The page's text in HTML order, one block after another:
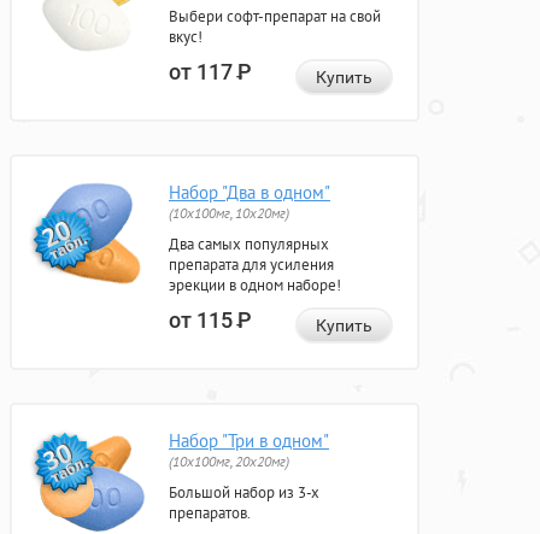
Выбери софт-препарат на свой
вкус!
от 117Р Купить
Набор "Два в одном"
(10x100мг, 10x20мг)
Два самых популярных
препарата для усиления
эрекции в одном наборе!
от 115Р Купить
Набор "Три в одном"
(10x100мг, 20x20мг)
Большой набор из 3-х
препаратов.